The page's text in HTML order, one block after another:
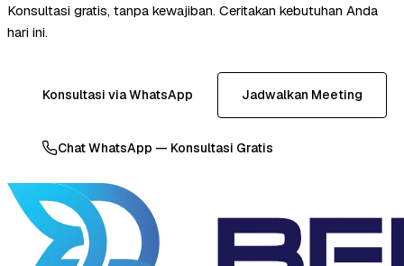
Konsultasi gratis, tanpa kewajiban. Ceritakan kebutuhan Anda
hari ini.
Konsultasi via WhatsApp Jadwalkan Meeting
Chat WhatsApp — Konsultasi Gratis